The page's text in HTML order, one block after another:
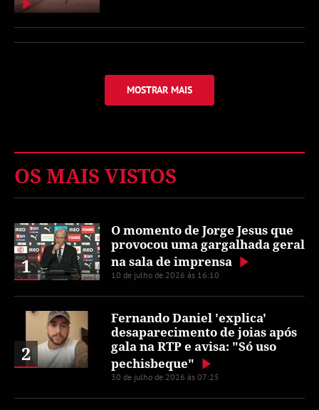
MOSTRAR MAIS
OS MAIS VISTOS
1
O momento de Jorge Jesus que
provocou uma gargalhada geral
na sala de imprensa
10 de julho de 2026 às 16:10
2
Fernando Daniel 'explica'
desaparecimento de joias após
gala na RTP e avisa: "Só uso
pechisbeque"
30 de julho de 2026 às 07:25